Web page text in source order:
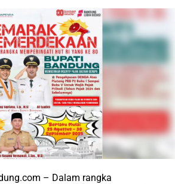
– Dalam rangka